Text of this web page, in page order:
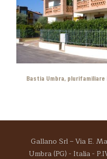
Bastia Umbra, plurifamiliare
Gallano Srl – Via E.
Umbra (PG) - Italia -